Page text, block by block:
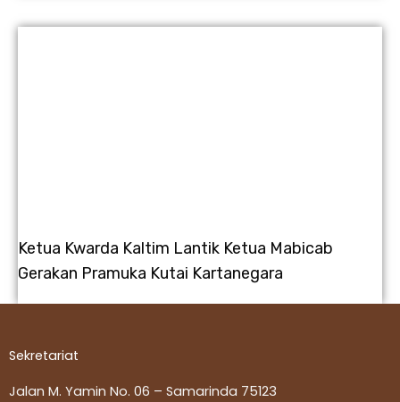
Ketua Kwarda Kaltim Lantik Ketua Mabicab
Gerakan Pramuka Kutai Kartanegara
Sekretariat
Jalan M. Yamin No. 06 – Samarinda 75123